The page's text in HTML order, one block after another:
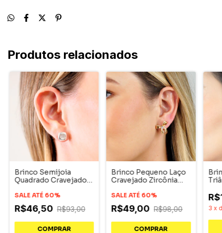
Produtos relacionados
Brinco Semijoia
Quadrado Cravejado
SALE ATÉ 60%
R$46,50 R$93,00
Brinco Pequeno Laço
Cravejado Zircônia
18k Banho Ródio
Feminino
SALE ATÉ 60%
R$49,00 R$98,00
COMPRAR
3 x